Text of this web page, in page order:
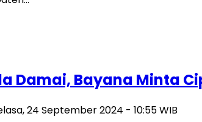
Damai, Bayana Minta
24 September 2024 - 10:55 WIB